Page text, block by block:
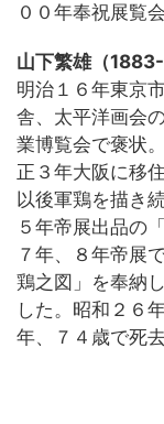
００年奉祝展覧
山下繁雄（
明治１６年東京
舎、太平洋画会
業博覧会で褒状
正３年大阪に移
以後軍鶏を描き
５年帝展出品の
７年、８年帝展
鶏之図」を奉納
した。昭和２６
年、７４歳で死去